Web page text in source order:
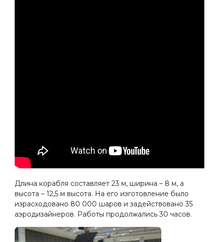
Длина корабля составляет 23 м, ширина – 8 м, а
высота – 12,5 м высота. На его изготовление было
израсходовано 80 000 шаров и задействовано 35
аэродизайнеров. Работы продолжались 30 часов.